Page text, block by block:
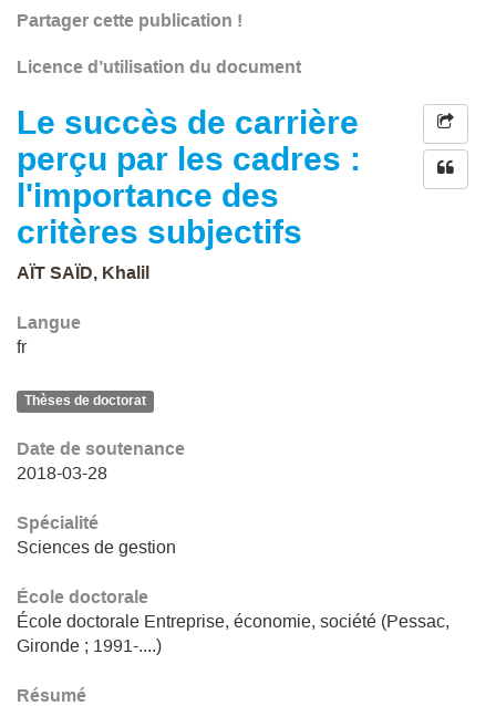
Partager cette publication !
Licence d’utilisation du document
Le succès de carrière
perçu par les cadres :
l'importance des
critères subjectifs
AÏT SAÏD, Khalil
Langue
fr
Thèses de doctorat
Date de soutenance
2018-03-28
Spécialité
Sciences de gestion
École doctorale
École doctorale Entreprise, économie, société (Pessac,
Gironde ; 1991-....)
Résumé